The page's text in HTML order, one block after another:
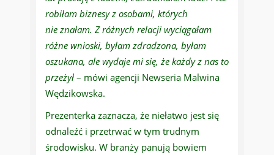
robiłam biznesy z osobami, których
nie znałam. Z różnych relacji wyciągałam
różne wnioski, byłam zdradzona, byłam
oszukana, ale wydaje mi się, że każdy z nas to
przeżył– mówi agencji Newseria Malwina
Wędzikowska.
Prezenterka zaznacza, że niełatwo jest się
odnaleźć i przetrwać w tym trudnym
środowisku. W branży panują bowiem